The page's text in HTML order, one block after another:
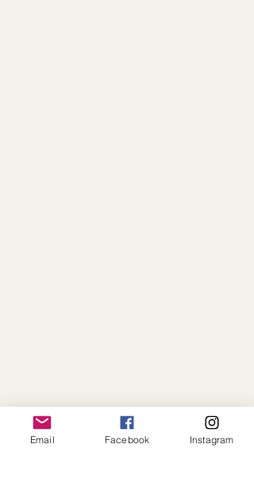
Email Facebook Instagram